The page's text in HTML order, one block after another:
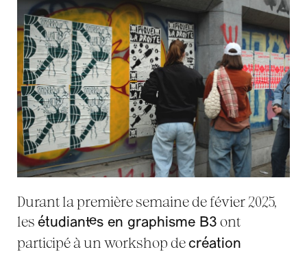
Durant la première semaine de févier 2025,
les étudiant·es en graphisme B3 ont
participé à un workshop decréation